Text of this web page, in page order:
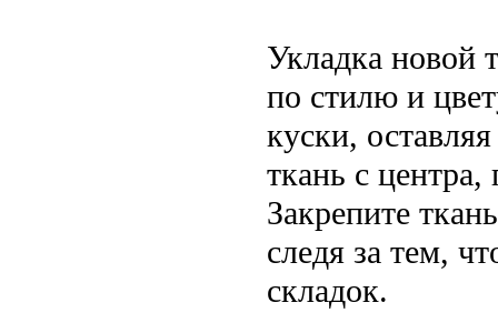
Укладка новой
по стилю и
куски,
ткань с центра,
Закрепите
следя за тем,
складок.